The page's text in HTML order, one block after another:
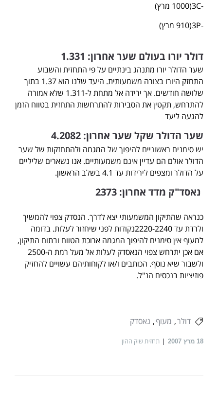
-3C(1000 מרץ)
-3P(910 מרץ)
דולר יורו בעולם שער אחרון: 1.331
שער הדולר יורו מתנהג בינתיים על פי התחזית והשבוע
התחזק היורו בצורה משמעותית. היעד שלנו הוא 1.37 בתוך
שלושה חודשים. אך ירידה אל מתחת ל-1.311 שלא אמורה
להתרחש, תקטין את הסבירות להתרחשות התחזית בטווח הזמן
להגעה ליעד
שער הדולר שקל שער אחרון: 4.2082
יש סימנים ראשוניים להיפוך של המגמה ולהתחזקות של שער
הדולר אולם הם עדיין אינם משמעותיים. אנו נשארים שליליים
על הדולר ומצפים לירידות עד 4.1 בשלב הראשון.
נאסד"ק מדד אחרון: 2373
כנראה שהתיקון המשמעותי יצא לדרך. הנסדק צפוי להמשיך
ולרדת עד 2220-2240נקודות לפני שיחזור לעלות. בדומה
למעוף אין סימנים להיפוך המגמה ארוכת הטווח ובתום התיקון,
אם אכן יתרחש צפוי הנאסדק לעלות אל מעל רמת ה-2500
ולשבור שיא נוסף. הכותבים ו/או לקוחותיהם עשויים להחזיק
פוזיציות בנכסים הנ"ל.
דולר מעוף נאסדק
18 מרץ 2007 תחזית שוק ההון